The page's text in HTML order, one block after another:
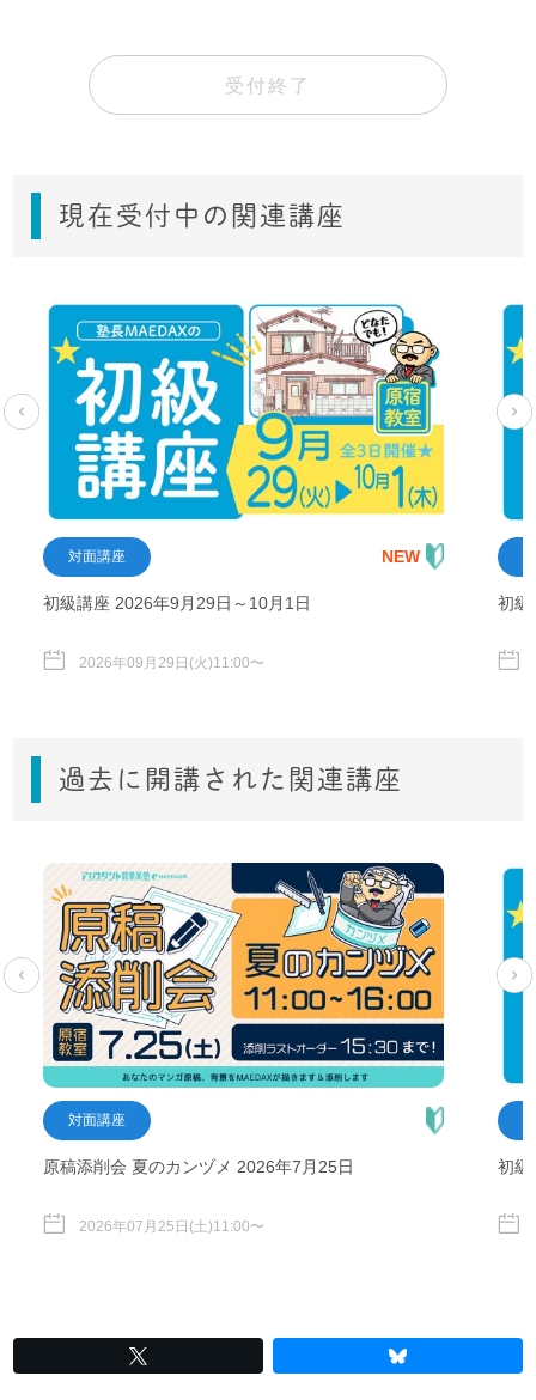
受付終了
現在受付中の関連講座
対面講座 NEW
初級講座 2026年9月29日～10月1日
2026年09月29日(火)11:00〜
初級
過去に開講された関連講座
対面講座
原稿添削会 夏のカンヅメ 2026年7月25日
2026年07月25日(土)11:00〜
初級